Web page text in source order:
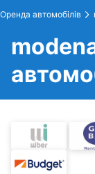
Оренда автомобілів